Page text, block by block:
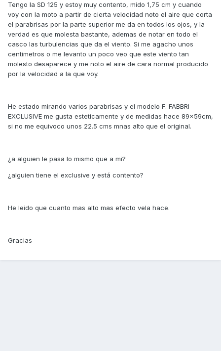
Tengo la SD 125 y estoy muy contento, mido 1,75 cm y cuando
voy con la moto a partir de cierta velocidad noto el aire que corta
el parabrisas por la parte superior me da en todos los ojos, y la
verdad es que molesta bastante, ademas de notar en todo el
casco las turbulencias que da el viento. Si me agacho unos
centimetros o me levanto un poco veo que este viento tan
molesto desaparece y me noto el aire de cara normal producido
por la velocidad a la que voy.
He estado mirando varios parabrisas y el modelo F. FABBRI
EXCLUSIVE me gusta esteticamente y de medidas hace 89x59cm,
si no me equivoco unos 22.5 cms mnas alto que el original.
¿a alguien le pasa lo mismo que a mi?
¿alguien tiene el exclusive y está contento?
He leido que cuanto mas alto mas efecto vela hace.
Gracias